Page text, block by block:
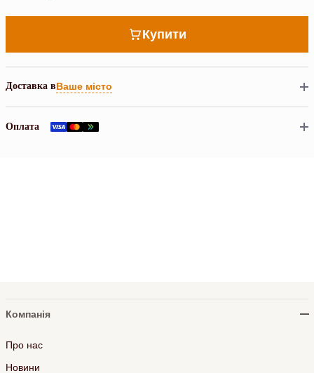
Купити
Доставка вВаше місто
Оплата
Компанія
Про нас
Новини